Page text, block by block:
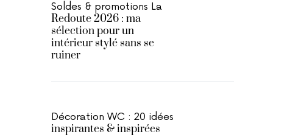
Soldes & promotions La
Redoute 2026 : ma
sélection pour un
intérieur stylé sans se
ruiner
Décoration WC : 20 idées
inspirantes & inspirées